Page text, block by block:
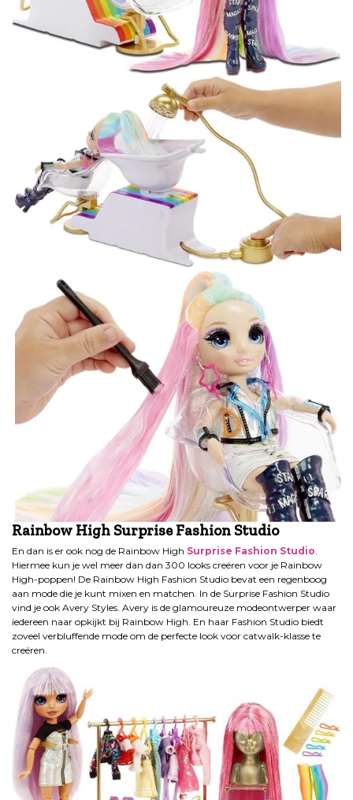
Rainbow High Surprise Fashion Studio
En dan is er ook nog de Rainbow High Surprise Fashion Studio.
Hiermee kun je wel meer dan dan 300 looks creëren voor je Rainbow
High-poppen! De Rainbow High Fashion Studio bevat een regenboog
aan mode die je kunt mixen en matchen. In de Surprise Fashion Studio
vind je ook Avery Styles. Avery is de glamoureuze modeontwerper waar
iedereen naar opkijkt bij Rainbow High. En haar Fashion Studio biedt
zoveel verbluffende mode om de perfecte look voor catwalk-klasse te
creëren.